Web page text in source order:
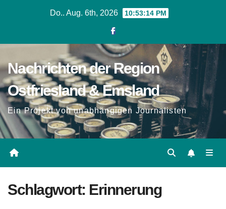
Do.. Aug. 6th, 2026 10:53:15 PM
Nachrichten der Region
Ostfriesland & Emsland
Ein Projekt von unabhängigen Journalisten
Schlagwort: Erinnerung